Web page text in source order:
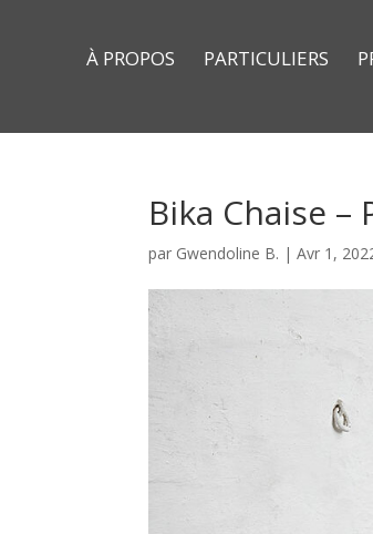
À PROPOS PARTICULIERS
Bika Chaise –
par Gwendoline B. |Avr 1,